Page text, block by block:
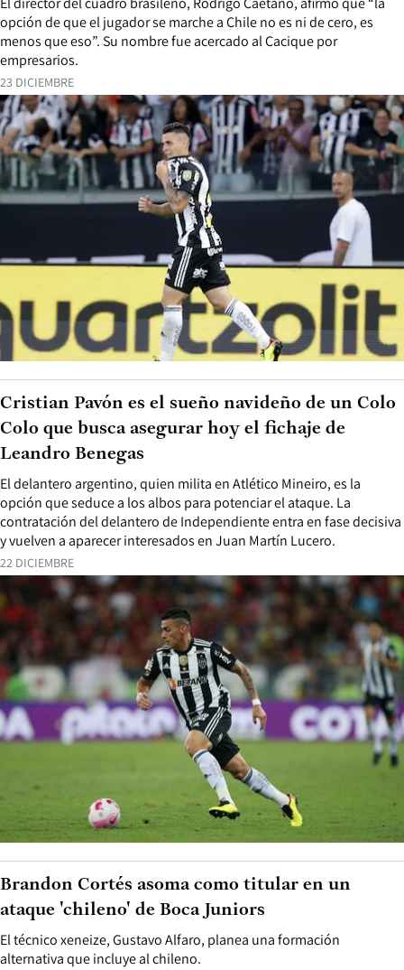
23 DICIEMBRE
opción de que el jugador se marche a Chile no es ni de cero, es
menos que eso”. Su nombre fue acercado al Cacique por
empresarios.
22 DICIEMBRE
El delantero argentino, quien milita en Atlético Mineiro, es la
opción que seduce a los albos para potenciar el ataque. La
contratación del delantero de Independiente entra en fase decisiva
y vuelven a aparecer interesados en Juan Martín Lucero.
Cristian Pavón es el sueño navideño de un Colo
Colo que busca asegurar hoy el fichaje de
Leandro Benegas
El técnico xeneize, Gustavo Alfaro, planea una formación
alternativa que incluye al chileno.
Brandon Cortés asoma como titular en un
ataque 'chileno' de Boca Juniors